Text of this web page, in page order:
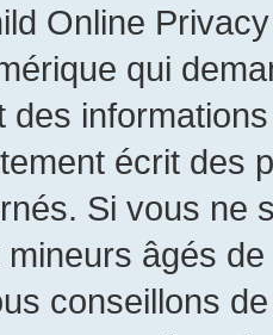
Online
qui
des
écrit des
Si vous ne
âgés
conseillons